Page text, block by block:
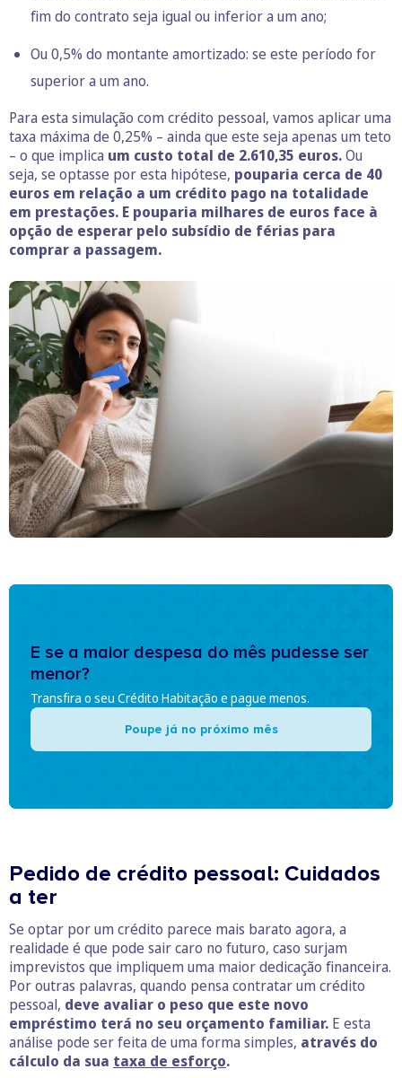
fim do contrato seja igual ou inferior a um ano;
Ou 0,5% do montante amortizado: se este período for
superior a um ano.
Para esta simulação com crédito pessoal, vamos aplicar uma
taxa máxima de 0,25% – ainda que este seja apenas um teto
– o que implica um custo total de 2.610,35 euros.Ou
seja, se optasse por esta hipótese, pouparia cerca de 40
euros em relação a um crédito pago na totalidade
em prestações. E pouparia milhares de euros face à
opção de esperar pelo subsídio de férias para
comprar a passagem.
E se a maior despesa do mês pudesse ser
menor?
Transfira o seu Crédito Habitação e pague menos.
Poupe já no próximo mês
Pedido de crédito pessoal: Cuidados
a ter
Se optar por um crédito parece mais barato agora, a
realidade é que pode sair caro no futuro, caso surjam
imprevistos que impliquem uma maior dedicação financeira.
Por outras palavras, quando pensa contratar um crédito
pessoal, deve avaliar o peso que este novo
empréstimo terá no seu orçamento familiar. E esta
análise pode ser feita de uma forma simples, através do
cálculo da sua taxa de esforço.